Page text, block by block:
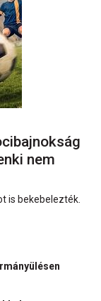
nem
is bekebelezték.